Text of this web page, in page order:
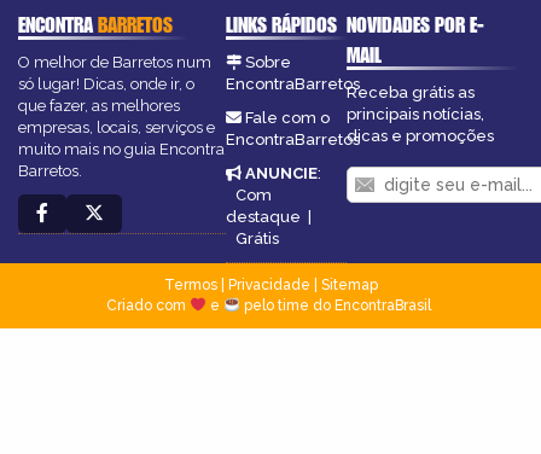
ENCONTRABARRETOS
O melhor de Barretos num
só lugar! Dicas, onde ir, o
que fazer, as melhores
empresas, locais, serviços e
muito mais no guia Encontra
Barretos.
LINKS RÁPIDOS
Sobre
EncontraBarretos
Fale com o
EncontraBarretos
ANUNCIE:
Com
destaque |
Grátis
NOVIDADES POR E-
MAIL
Receba grátis as
principais notícias,
dicas e promoções
Termos| Privacidade
Sitemap
Criado com
e pelo time do EncontraBrasil